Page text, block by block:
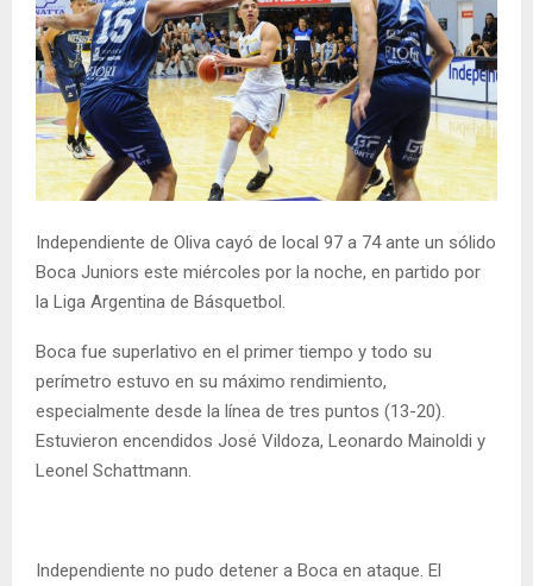
Independiente de Oliva cayó de local 97 a 74 ante un sólido
Boca Juniors este miércoles por la noche, en partido por
la Liga Argentina de Básquetbol.
Boca fue superlativo en el primer tiempo y todo su
perímetro estuvo en su máximo rendimiento,
especialmente desde la línea de tres puntos (13-20).
Estuvieron encendidos José Vildoza, Leonardo Mainoldi y
Leonel Schattmann.
Independiente no pudo detener a Boca en ataque. El